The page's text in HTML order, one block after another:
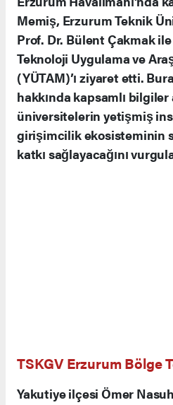
Memiş, Erzurum Teknik
Prof. Dr. Bülent Çakmak
Teknoloji Uygulama ve
(YÜTAM)’ı ziyaret etti.
hakkında kapsamlı bilgiler
üniversitelerin yetişmiş
girişimcilik ekosisteminin
katkı sağlayacağını
TSKGV Erzurum Bölge
Yakutiye ilçesi Ömer